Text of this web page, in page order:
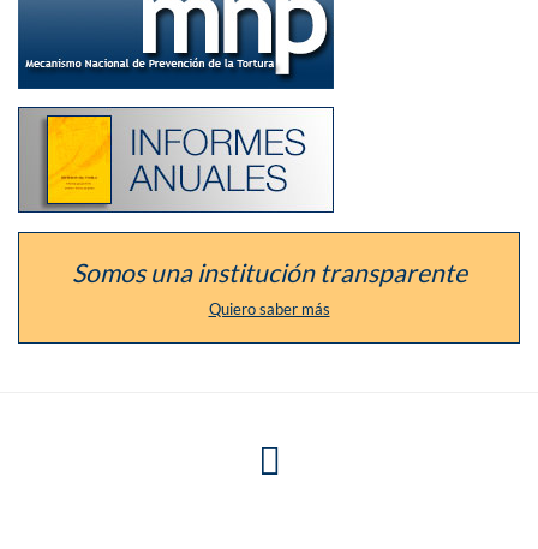
del
defensor
como
Mecanismo
Prevención
Listado
informes
anuales
de
la
Somos una institución transparente
Quiero saber más